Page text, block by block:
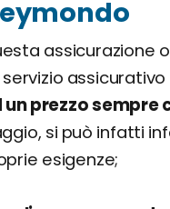
assicurazione
servizio
un prezzo sempre
si può infatti
esigenze;